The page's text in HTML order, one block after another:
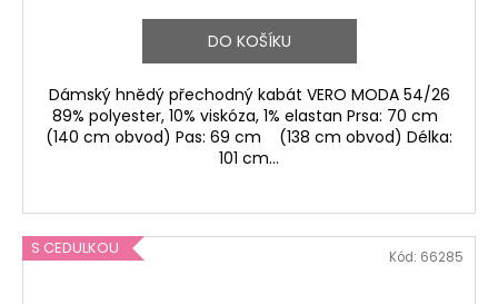
DO KOŠÍKU
Dámský hnědý přechodný kabát VERO MODA 54/26
89% polyester, 10% viskóza, 1% elastan Prsa: 70 cm
(140 cm obvod) Pas: 69 cm (138 cm obvod) Délka:
101 cm...
S CEDULKOU Kód: 66285